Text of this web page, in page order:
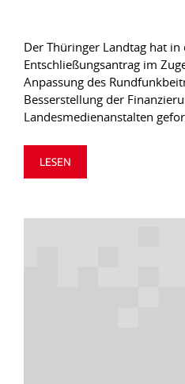
Der Thüringer Landtag hat in
Entschließungsantrag im
Anpassung des
Besserstellung der
Landesmedienanstalten
LESEN